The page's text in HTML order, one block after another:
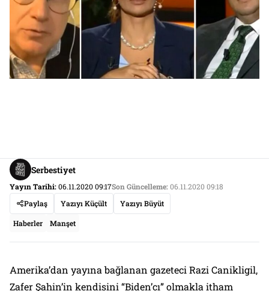
Serbestiyet
Yayın Tarihi:06.11.2020 09:17Son Güncelleme:06.11.2020 09:18
Paylaş
Yazıyı Küçült Yazıyı Büyüt
Haberler Manşet
Amerika’dan yayına bağlanan gazeteci Razi Canikligil,
Zafer Şahin’in kendisini “Biden’cı” olmakla itham